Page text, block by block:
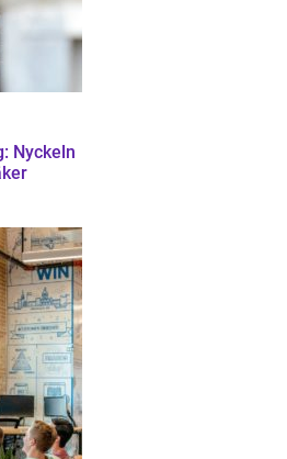
Nyckeln